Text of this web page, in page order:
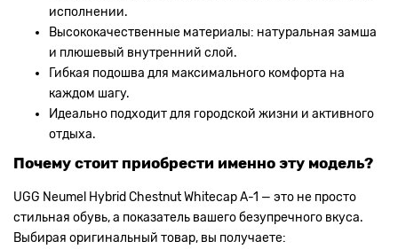
исполнении.
Высококачественные материалы: натуральная замша
и плюшевый внутренний слой.
Гибкая подошва для максимального комфорта на
каждом шагу.
Идеально подходит для городской жизни и активного
отдыха.
Почему стоит приобрести именно эту модель?
UGG Neumel Hybrid Chestnut Whitecap А-1 — это не просто
стильная обувь, а показатель вашего безупречного вкуса.
Выбирая оригинальный товар, вы получаете: